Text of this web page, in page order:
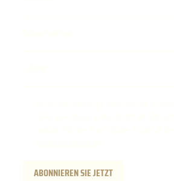
ABONNIEREN SIE JETZT